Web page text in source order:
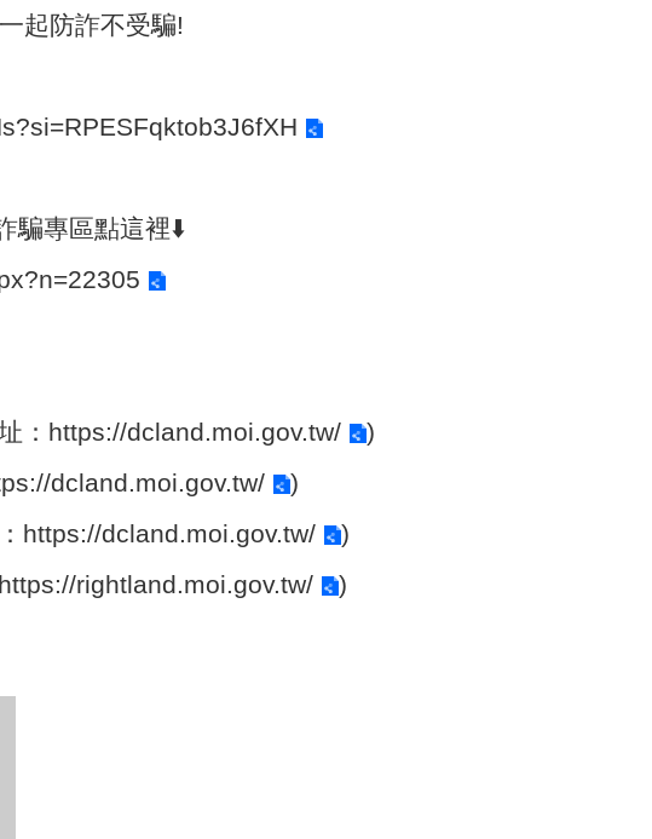
起防詐不受騙!
騙專區點這裡⬇️
： https://dcland.moi.gov.tw/
)
dcland.moi.gov.tw/
)
https://dcland.moi.gov.tw/
)
https://rightland.moi.gov.tw/ )